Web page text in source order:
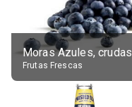
Moras Azules, crudas
Frutas Frescas